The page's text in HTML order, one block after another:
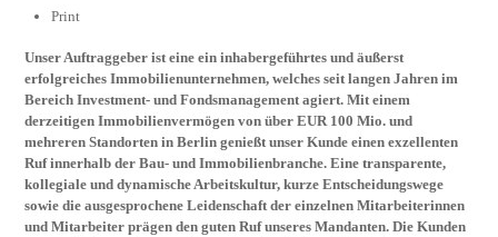
Print
Unser Auftraggeber ist eine ein inhabergeführtes und äußerst
erfolgreiches Immobilienunternehmen, welches seit langen Jahren im
Bereich Investment- und Fondsmanagement agiert. Mit einem
derzeitigen Immobilienvermögen von über EUR 100 Mio. und
mehreren Standorten in Berlin genießt unser Kunde einen exzellenten
Ruf innerhalb der Bau- und Immobilienbranche. Eine transparente,
kollegiale und dynamische Arbeitskultur, kurze Entscheidungswege
sowie die ausgesprochene Leidenschaft der einzelnen Mitarbeiterinnen
und Mitarbeiter prägen den guten Ruf unseres Mandanten. Die Kunden